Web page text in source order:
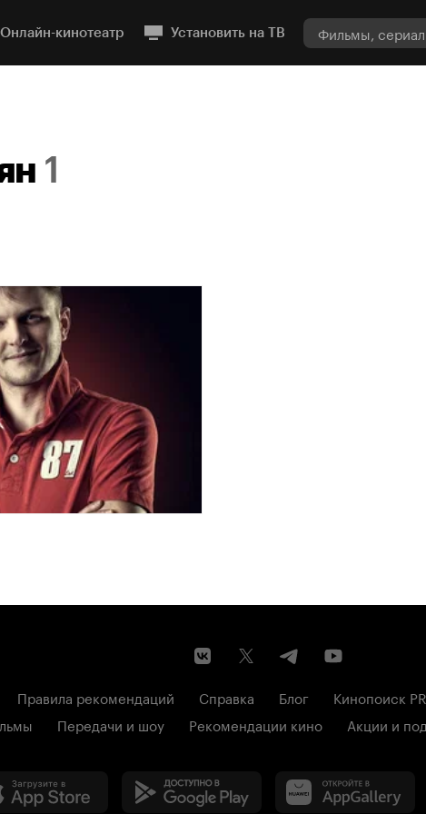
Онлайн-кинотеатр Установить на ТВ
1
Правила рекомендаций Справка Блог Кинопоиск
Передачи и шоу Рекомендации кино Акции и